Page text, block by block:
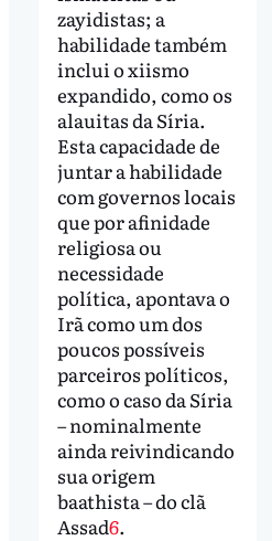
zayidistas; a
habilidade também
inclui o xiismo
expandido, como os
alauitas da Síria.
Esta capacidade de
juntar a habilidade
com governos locais
que por afinidade
religiosa ou
necessidade
política, apontava o
Irã como um dos
poucos possíveis
parceiros políticos,
como o caso da Síria
– nominalmente
ainda reivindicando
sua origem
baathista – do clã
Assad6.